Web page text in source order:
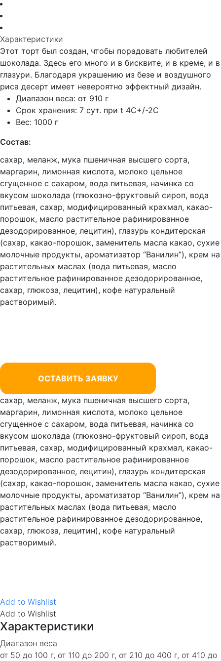
Характеристики
Этот торт был создан, чтобы порадовать любителей
шоколада. Здесь его много и в бисквите, и в креме, и в
глазури. Благодаря украшению из безе и воздушного
риса десерт имеет невероятно эффектный дизайн.
Диапазон веса: от 910 г
Срок хранения: 7 сут. при t 4C+/-2C
Вес: 1000 г
Состав:
сахар, меланж, мука пшеничная высшего сорта,
маргарин, лимонная кислота, молоко цельное
сгущенное с сахаром, вода питьевая, начинка со
вкусом шоколада (глюкозно-фруктовый сироп, вода
питьевая, сахар, модифицированный крахмал, какао-
порошок, масло растительное рафинированное
дезодорированное, лецитин), глазурь кондитерская
(сахар, какао-порошок, заменитель масла какао, сухие
молочные продукты, ароматизатор “Ванилин”), крем на
растительных маслах (вода питьевая, масло
растительное рафинированное дезодорированное,
сахар, глюкоза, лецитин), кофе натуральный
растворимый.
ОСТАВИТЬ ЗАЯВКУ
сахар, меланж, мука пшеничная высшего сорта,
маргарин, лимонная кислота, молоко цельное
сгущенное с сахаром, вода питьевая, начинка со
вкусом шоколада (глюкозно-фруктовый сироп, вода
питьевая, сахар, модифицированный крахмал, какао-
порошок, масло растительное рафинированное
дезодорированное, лецитин), глазурь кондитерская
(сахар, какао-порошок, заменитель масла какао, сухие
молочные продукты, ароматизатор “Ванилин”), крем на
растительных маслах (вода питьевая, масло
растительное рафинированное дезодорированное,
сахар, глюкоза, лецитин), кофе натуральный
растворимый.
Add to Wishlist
Add to Wishlist
Характеристики
Диапазон веса
от 50 до 100 г, от 110 до 200 г, от 210 до 400 г, от 410 до